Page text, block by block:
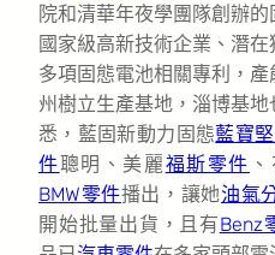
院和清華年夜學團隊創辦
國家級高新技術企業、潛
多項固態電池相關專利，
州樹立生產基地，淄博基地
悉，藍固新動力固態藍寶
件聰明、美麗福斯零件
BMW零件播出，讓她油氣
開始批量出貨，且有Benz